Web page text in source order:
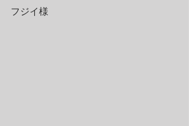
フジイ様